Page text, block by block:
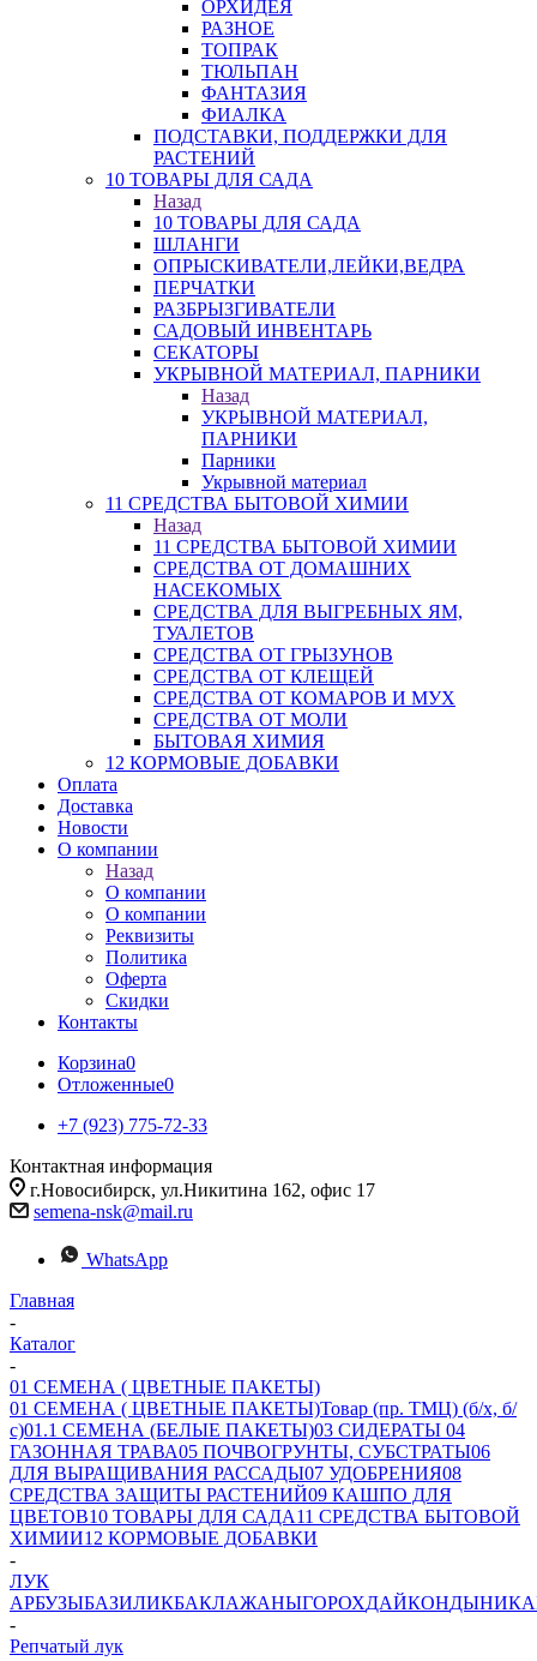
ОРХИДЕЯ
РАЗНОЕ
ТОПРАК
ТЮЛЬПАН
ФАНТАЗИЯ
ФИАЛКА
ПОДСТАВКИ, ПОДДЕРЖКИ ДЛЯ
РАСТЕНИЙ
10 ТОВАРЫ ДЛЯ САДА
Назад
10 ТОВАРЫ ДЛЯ САДА
ШЛАНГИ
ОПРЫСКИВАТЕЛИ,ЛЕЙКИ,ВЕДРА
ПЕРЧАТКИ
РАЗБРЫЗГИВАТЕЛИ
САДОВЫЙ ИНВЕНТАРЬ
СЕКАТОРЫ
УКРЫВНОЙ МАТЕРИАЛ, ПАРНИКИ
Назад
УКРЫВНОЙ МАТЕРИАЛ,
ПАРНИКИ
Парники
Укрывной материал
11 СРЕДСТВА БЫТОВОЙ ХИМИИ
Назад
11 СРЕДСТВА БЫТОВОЙ ХИМИИ
СРЕДСТВА ОТ ДОМАШНИХ
НАСЕКОМЫХ
СРЕДСТВА ДЛЯ ВЫГРЕБНЫХ ЯМ,
ТУАЛЕТОВ
СРЕДСТВА ОТ ГРЫЗУНОВ
СРЕДСТВА ОТ КЛЕЩЕЙ
СРЕДСТВА ОТ КОМАРОВ И МУХ
СРЕДСТВА ОТ МОЛИ
БЫТОВАЯ ХИМИЯ
12 КОРМОВЫЕ ДОБАВКИ
Оплата
Доставка
Новости
О компании
Назад
О компании
О компании
Реквизиты
Политика
Оферта
Скидки
Контакты
Корзина0
Отложенные0
+7 (923) 775-72-33
Контактная информация
г.Новосибирск, ул.Никитина 162, офис 17
semena-nsk@mail.ru
WhatsApp
Главная
-
Каталог
-
01 СЕМЕНА ( ЦВЕТНЫЕ ПАКЕТЫ)
01 СЕМЕНА ( ЦВЕТНЫЕ ПАКЕТЫ)Товар (пр. ТМЦ) (б/х, б/
с)01.1 СЕМЕНА (БЕЛЫЕ ПАКЕТЫ)03 СИДЕРАТЫ 04
ГАЗОННАЯ ТРАВА05 ПОЧВОГРУНТЫ, СУБСТРАТЫ06
ДЛЯ ВЫРАЩИВАНИЯ РАССАДЫ07 УДОБРЕНИЯ08
СРЕДСТВА ЗАЩИТЫ РАСТЕНИЙ09 КАШПО ДЛЯ
ЦВЕТОВ10 ТОВАРЫ ДЛЯ САДА11 СРЕДСТВА БЫТОВОЙ
ХИМИИ12 КОРМОВЫЕ ДОБАВКИ
-
ЛУК
АРБУЗЫБАЗИЛИКБАКЛАЖАНЫГОРОХДАЙКОНДЫНИ
-
Репчатый лук